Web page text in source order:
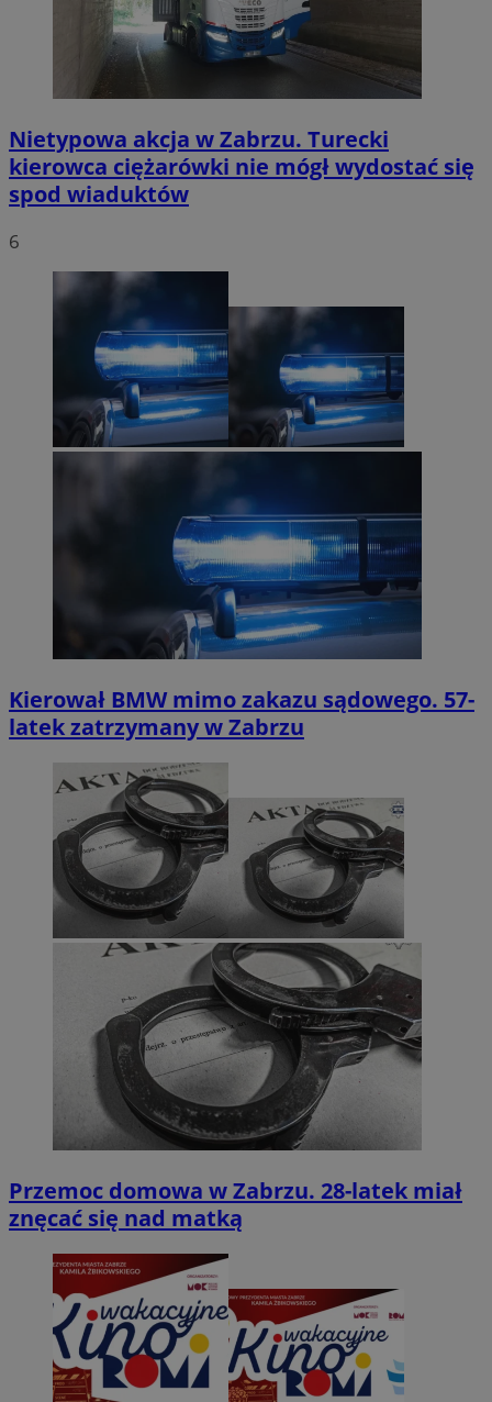
Nietypowa akcja w Zabrzu. Turecki
kierowca ciężarówki nie mógł wydostać się
spod wiaduktów
6
Kierował BMW mimo zakazu sądowego. 57-
latek zatrzymany w Zabrzu
Przemoc domowa w Zabrzu. 28-latek miał
znęcać się nad matką